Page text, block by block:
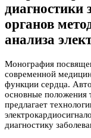
диагностики
органов
анализа
Монография
современной
функции сердца.
основные положения
предлагает
диагностику